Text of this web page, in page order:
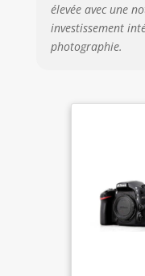
élevée avec une
investissement
photographie.